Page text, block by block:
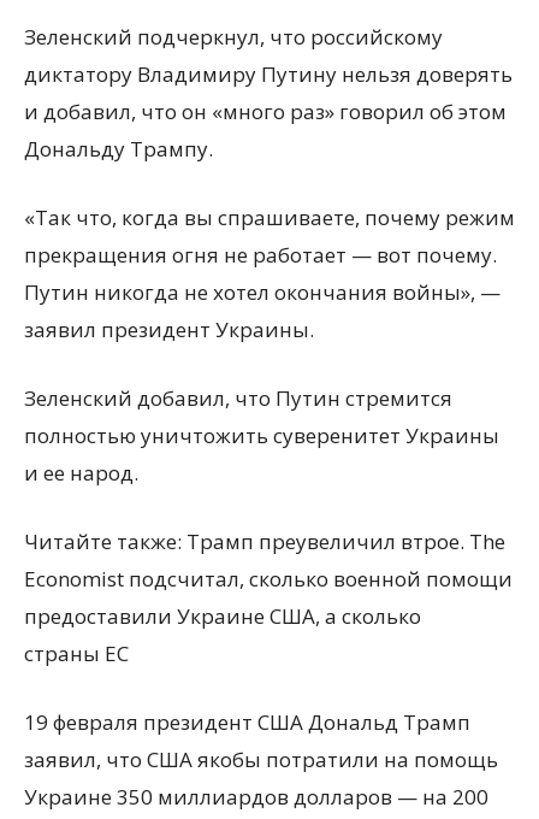
Зеленский подчеркнул, что российскому
диктатору Владимиру Путину нельзя доверять
и добавил, что он «много раз» говорил об этом
Дональду Трампу.
«Так что, когда вы спрашиваете, почему режим
прекращения огня не работает — вот почему.
Путин никогда не хотел окончания войны», —
заявил президент Украины.
Зеленский добавил, что Путин стремится
полностью уничтожить суверенитет Украины
и ее народ.
Читайте также: Трамп преувеличил втрое. The
Economist подсчитал, сколько военной помощи
предоставили Украине США, а сколько
страны ЕС
19 февраля президент США Дональд Трамп
заявил, что США якобы потратили на помощь
Украине 350 миллиардов долларов — на 200